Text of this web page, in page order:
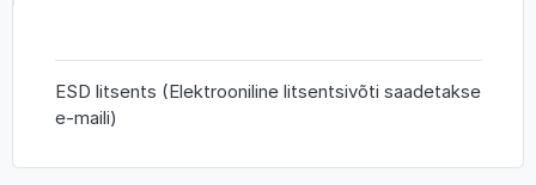
ESD litsents (Elektrooniline litsentsivõti saadetakse
e-maili)